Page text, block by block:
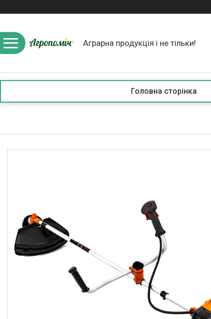
Аграрна продукція і не тільки!
Головна сторінка